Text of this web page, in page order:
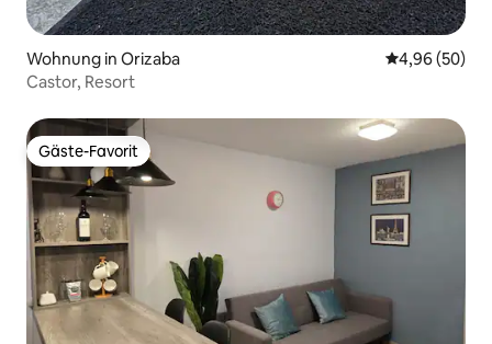
Wohnung in Orizaba
4,96 (50)
Castor, Resort
Gäste-Favorit
Gäste-Favorit